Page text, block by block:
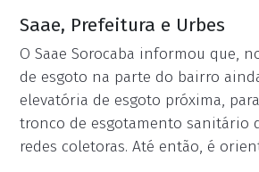
Saae, Prefeitura e Urbes
O Saae Sorocaba informou que,
de esgoto na parte do bairro
elevatória de esgoto próxima,
tronco de esgotamento sanitário
redes coletoras. Até então, é